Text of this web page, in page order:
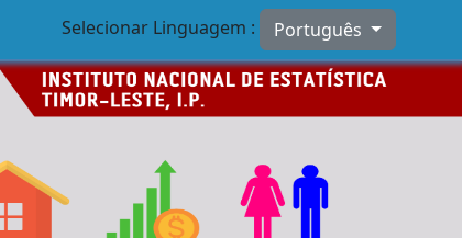
Selecionar Linguagem : Português